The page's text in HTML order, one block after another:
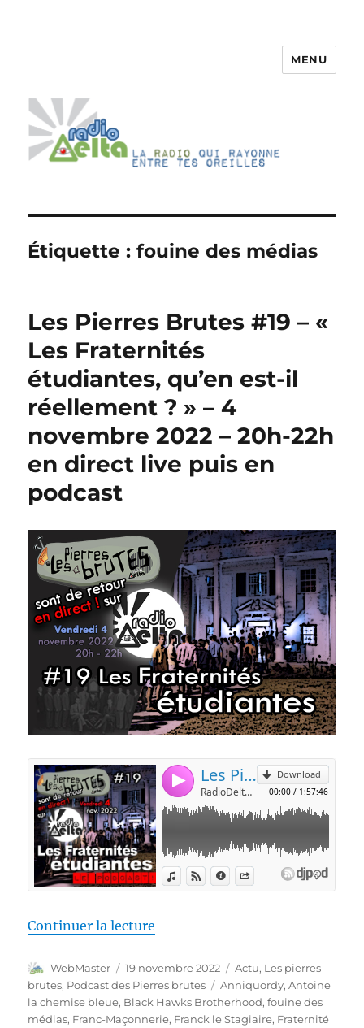
MENU
Étiquette :fouine des médias
Les Pierres Brutes #19 – «
Les Fraternités
étudiantes, qu’en est-il
réellement ? » – 4
novembre 2022 – 20h-22h
en direct live puis en
podcast
Continuer la lecture
Auteur
WebMaster
Publié
le
19 novembre 2022 Catégories
Actu, Les pierres
brutes, Podcast des Pierres brutes Étiquettes
Anniquordy,Antoine
la chemise bleue, Black Hawks Brotherhood,fouine des
médias, Franc-Maçonnerie, Franck le Stagiaire, Fraternité